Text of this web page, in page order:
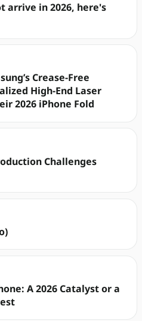
arrive in 2026, here's
Crease-Free
High-End Laser
2026 iPhone Fold
Challenges
A 2026 Catalyst or a